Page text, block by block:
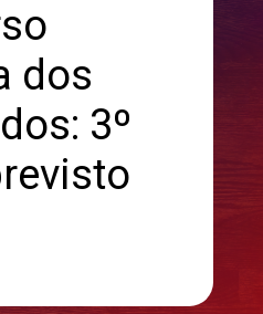
dos
3º